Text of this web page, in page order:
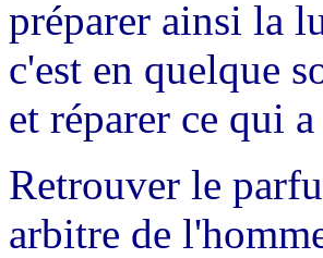
préparer ainsi la
c'est en quelque
et réparer ce qui
Retrouver le
arbitre de